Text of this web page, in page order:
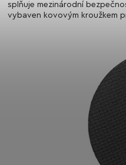
splňuje mezinárodní
vybaven kovovým kroužkem